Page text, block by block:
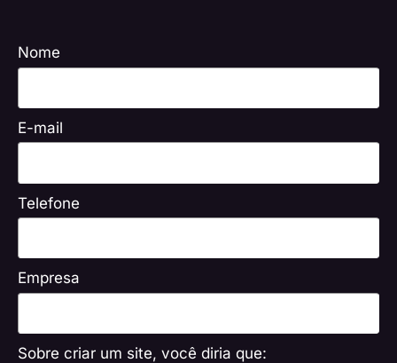
Nome
E-mail
Telefone
Empresa
Sobre criar um site, você diria que: